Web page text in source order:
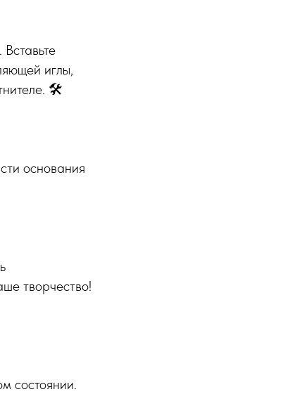
иглы,
🛠️
основания
творчество!
состоянии.